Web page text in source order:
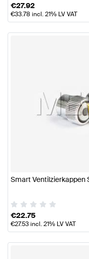
€27.92
€33.78 incl. 21% LV VAT
Smart Ventilzierkappen
€22.75
€27.53incl. 21% LV VAT